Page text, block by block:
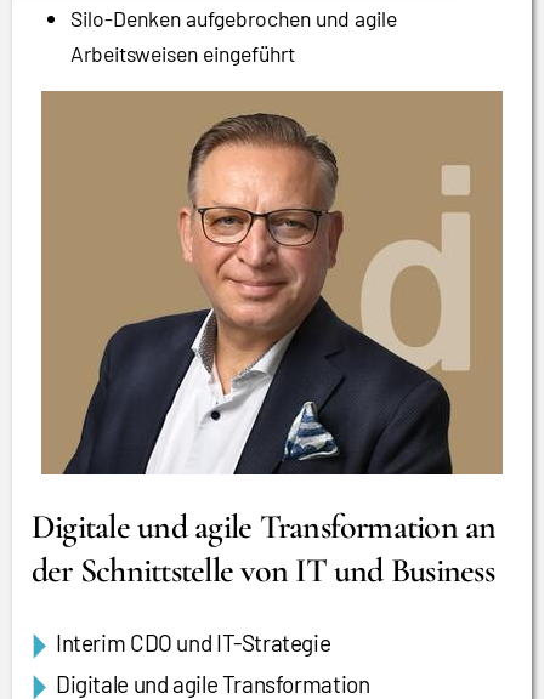
Silo-Denken aufgebrochen und agile
Arbeitsweisen eingeführt
Digitale und agile Transformation an
der Schnittstelle von IT und Business
Interim CDO und IT-Strategie
Digitale und agile Transformation